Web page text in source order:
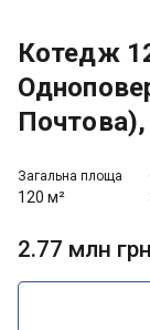
Котедж
Загальна площа
120 м²
2.77 млн грн